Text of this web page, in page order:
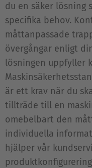
du en säker lösning
specifika behov.
måttanpassade
övergångar enligt
lösningen uppfyller
är ett krav när du
tillträde till en
omebelbart den
individuella
hjälper vår